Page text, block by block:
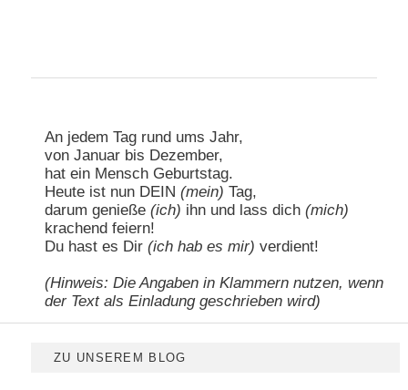
An jedem Tag rund ums Jahr,
von Januar bis Dezember,
hat ein Mensch Geburtstag.
Heute ist nun DEIN(mein) Tag,
darum genieße(ich) ihn und lass dich(mich)
krachend feiern!
Du hast es Dir(ich hab es mir) verdient!
(Hinweis: Die Angaben in Klammern nutzen, wenn
der Text als Einladung geschrieben wird)
ZU UNSEREM BLOG